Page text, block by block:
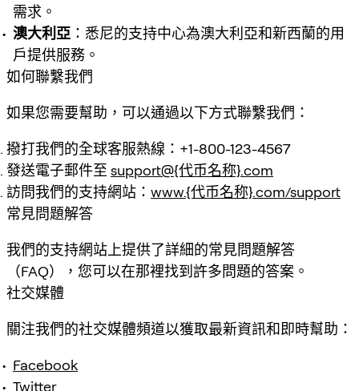
需求。
澳大利亞 ：悉尼的支持中心為澳大利亞和新西蘭的用
戶提供服務。
如何聯繫我們
如果您需要幫助，可以通過以下方式聯繫我們：
撥打我們的全球客服熱線：+1-800-123-4567
發送電子郵件至 support@{代币名称}.com
訪問我們的支持網站： www.{代币名称}.com/support
常見問題解答
我們的支持網站上提供了詳細的常見問題解答
（FAQ），您可以在那裡找到許多問題的答案。
社交媒體
關注我們的社交媒體頻道以獲取最新資訊和即時幫助：
Facebook
Twitter